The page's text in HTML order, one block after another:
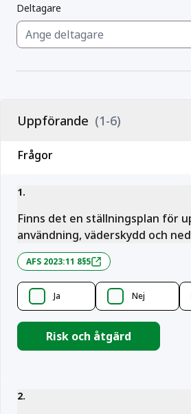
Deltagare
Uppförande (1-6)
Frågor
1.
Finns det en ställningsplan för
användning, väderskydd och
AFS 2023:11 8§5
Ja Nej
Risk och åtgärd
2.